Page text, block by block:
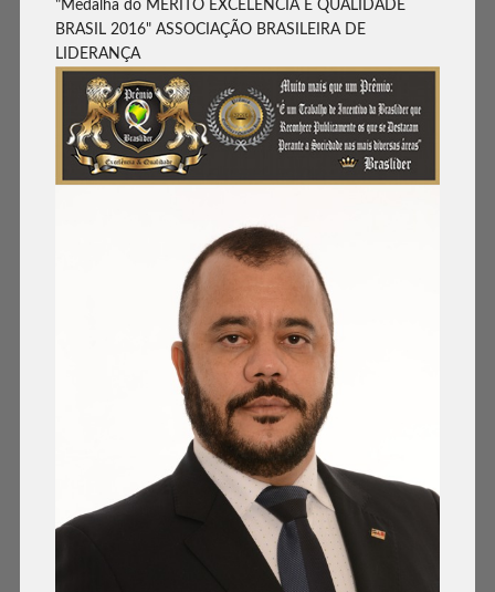
"Medalha do MÉRITO EXCELÊNCIA E QUALIDADE
BRASIL 2016" ASSOCIAÇÃO BRASILEIRA DE
LIDERANÇA